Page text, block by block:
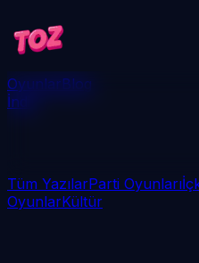
OyunlarBlog
İndir
Tüm YazılarParti Oyunları
OyunlarKültür